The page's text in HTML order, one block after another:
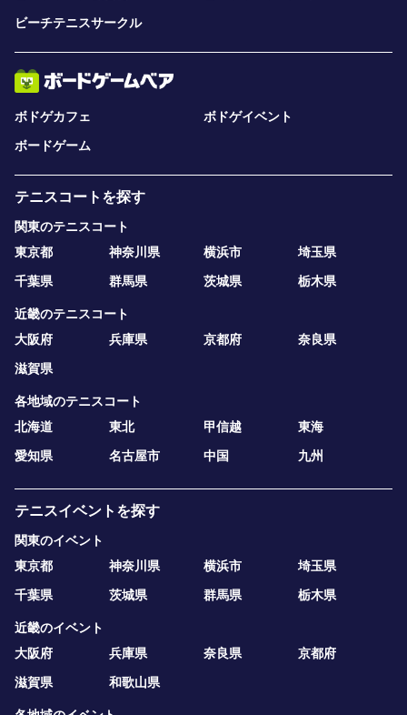
ビーチテニスサークル
ボドゲカフェ
ボドゲイベント
ボードゲーム
テニスコートを探す
関東のテニスコート
東京都
神奈川県 横浜市
埼玉県
千葉県
群馬県 茨城県 栃木県
近畿のテニスコート
大阪府
兵庫県 京都府
奈良県
滋賀県
各地域のテニスコート
北海道
東北 甲信越
東海
愛知県
名古屋市 中国 九州
テニスイベントを探す
関東のイベント
東京都
神奈川県 横浜市
埼玉県
千葉県
茨城県 群馬県 栃木県
近畿のイベント
大阪府
兵庫県 奈良県
京都府
滋賀県
和歌山県